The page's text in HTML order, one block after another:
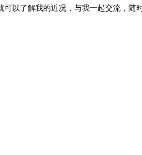
可以了解我的近况，与我一起交流，随